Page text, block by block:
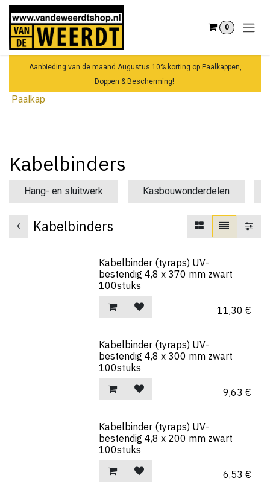
Overslaan naar inhoud
0
Aanbieding van de maand Augustus 10% korting op Paalkappen,
Doppen & Bescherming!
Paalkap
Kabelbinders
Hang- en sluitwerk Kasbouwonderdelen
Kabelbinders
Kabelbinder (tyraps) UV-
bestendig 4,8 x 370 mm zwart
100stuks
11,30 €
Kabelbinder (tyraps) UV-
bestendig 4,8 x 300 mm zwart
100stuks
9,63 €
Kabelbinder (tyraps) UV-
bestendig 4,8 x 200 mm zwart
100stuks
6,53 €